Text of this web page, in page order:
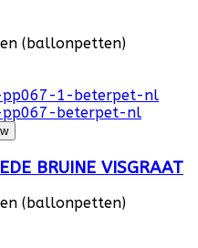
(ballonpetten)
BRUINE VISGRAAT
(ballonpetten)